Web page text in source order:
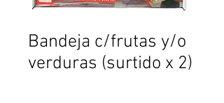
Bandeja c/frutas y/o
verduras (surtido x 2)